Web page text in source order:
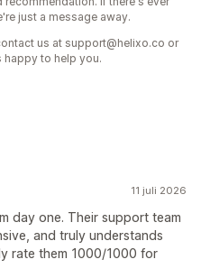
just a message away.
us at support@helixo.co or
happy to help you.
11 juli 2026
day one. Their support team
and truly understands
rate them 1000/1000 for